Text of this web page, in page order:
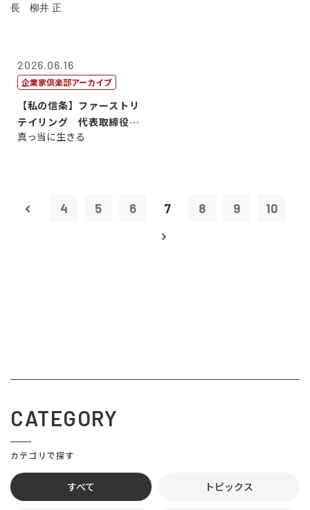
2026.06.16
企業家倶楽部アーカイブ
【私の信条】ファーストリ
テイリング 代表取締役会
長兼社長 柳...
真っ当に生きる
4 5 6 7 8 9 10
CATEGORY
カテゴリで探す
すべて トピックス